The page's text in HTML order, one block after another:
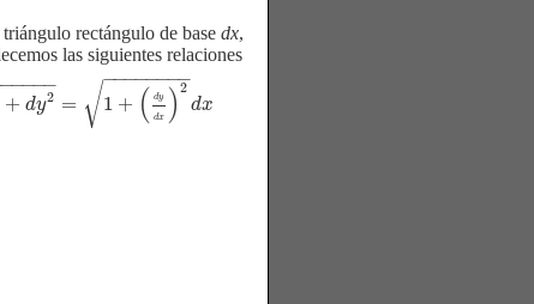
rectángulo de base dx,
las siguientes relaciones
+ dy2
−
−−−−
= 1 + ( dy
dx ) 2
− −
−−−−−−
√ dx
+(d ydx 2d x